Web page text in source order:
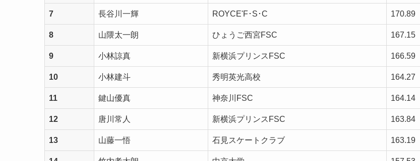
7 長谷川一輝 ROYCE'F･S･C 170.89
8 山隈太一朗 ひょうご西宮FSC 167.15
9 小林諒真 新横浜プリンスFSC 166.59
10 小林建斗 秀明英光高校 164.27
11 鍵山優真 神奈川FSC 164.14
12 唐川常人 新横浜プリンスFSC 163.84
13 山藤一悟 石見スケートクラブ 163.19